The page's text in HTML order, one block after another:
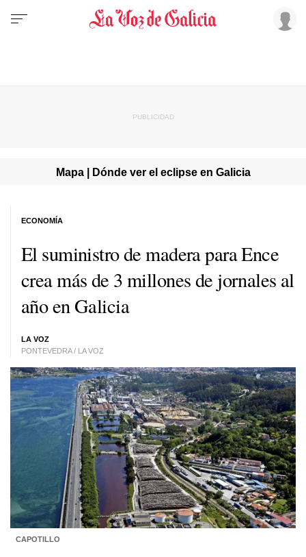
Mapa | Dónde ver el eclipse en Galicia
El suministro de madera para Ence
crea más de 3 millones de jornales al
año en Galicia
LA VOZ
PONTEVEDRA / LA VOZ
ECONOMÍA
CAPOTILLO